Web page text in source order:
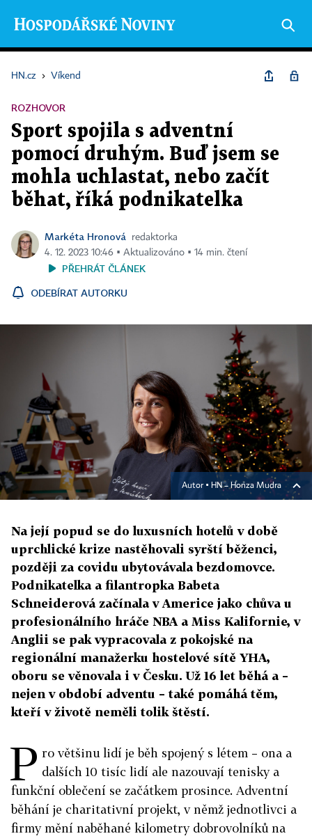
HN.cz › Víkend
ROZHOVOR
Sport spojila s adventní
pomocí druhým. Buď jsem se
mohla uchlastat, nebo začít
běhat, říká podnikatelka
Markéta Hronová
redaktorka
4. 12. 2023 10:46 ▪ Aktualizováno ▪ 14 min. čtení
PŘEHRÁT ČLÁNEK
ODEBÍRAT AUTORKU
Autor ▪ HN – Honza Mudra
Na její popud se do luxusních hotelů v době
uprchlické krize nastěhovali syrští běženci,
později za covidu ubytovávala bezdomovce.
Podnikatelka a filantropka Babeta
Schneiderová začínala v Americe jako chůva u
profesionálního hráče NBA a Miss Kalifornie, v
Anglii se pak vypracovala z pokojské na
regionální manažerku hostelové sítě YHA,
oboru se věnovala i v Česku. Už 16 let běhá a –
nejen v období adventu – také pomáhá těm,
kteří v životě neměli tolik štěstí.
P ro většinu lidí je běh spojený s létem – ona a
dalších 10 tisíc lidí ale nazouvají tenisky a
funkční oblečení se začátkem prosince. Adventní
běhání je charitativní projekt, v němž jednotlivci a
firmy mění naběhané kilometry dobrovolníků na